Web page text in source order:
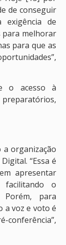
de conseguir
de
para melhorar
para que as
o acesso à
a organização
“Essa é
apresentar
o
Porém, para
a voz e voto é